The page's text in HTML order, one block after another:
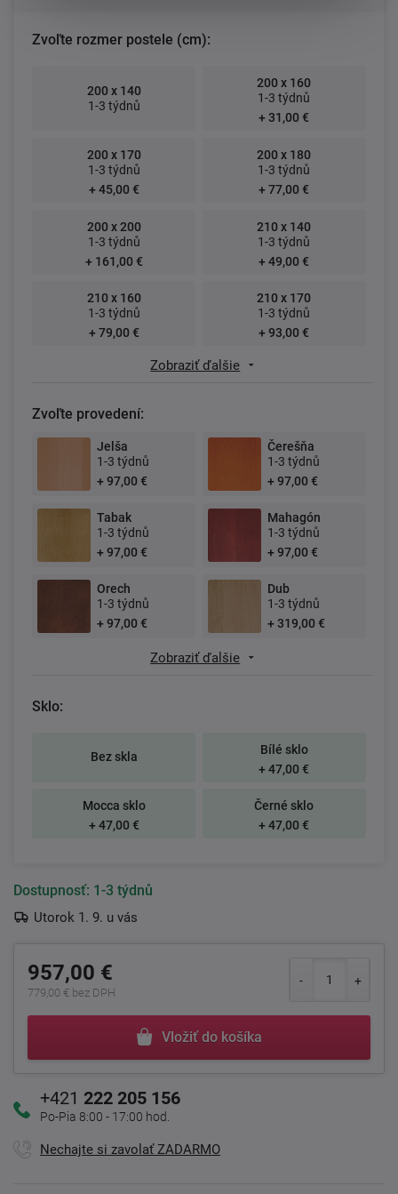
Zvoľte rozmer postele (cm):
200 x 140
1-3 týdnů
200 x 160
1-3 týdnů
+ 31,00 €
200 x 170
1-3 týdnů
+ 45,00 €
200 x 180
1-3 týdnů
+ 77,00 €
200 x 200
1-3 týdnů
+ 161,00 €
210 x 140
1-3 týdnů
+ 49,00 €
210 x 160
1-3 týdnů
+ 79,00 €
210 x 170
1-3 týdnů
+ 93,00 €
Zobraziť ďalšie
Zvoľte provedení:
Jelša
1-3 týdnů
+ 97,00 €
Čerešňa
1-3 týdnů
+ 97,00 €
Tabak
1-3 týdnů
+ 97,00 €
Mahagón
1-3 týdnů
+ 97,00 €
Orech
1-3 týdnů
+ 97,00 €
Dub
1-3 týdnů
+ 319,00 €
Zobraziť ďalšie
Sklo:
Bez skla
Bílé sklo
+ 47,00 €
Mocca sklo
+ 47,00 €
Černé sklo
+ 47,00 €
Dostupnosť: 1-3 týdnů
Utorok 1. 9. u vás
957,00 €
779,00 € bez DPH
Vložiť do košíka
+421 222 205 156
Po-Pia 8:00 - 17:00 hod.
Nechajte si zavolať ZADARMO